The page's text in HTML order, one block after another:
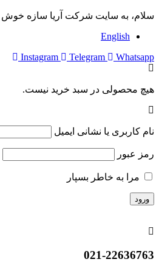
سلام، به سایت شرکت آریا سازه خوش
English
Instagram
Telegram Whatsapp
هیچ محصولی در سبد خرید نیست.
نام کاربری یا نشانی ایمیل
رمز عبور
مرا به خاطر بسپار
021-22636763